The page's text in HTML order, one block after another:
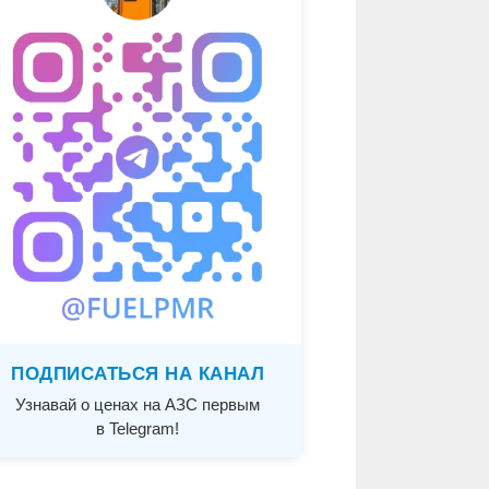
ПОДПИСАТЬСЯ НА КАНАЛ
Узнавай о ценах на АЗС первым
в Telegram!